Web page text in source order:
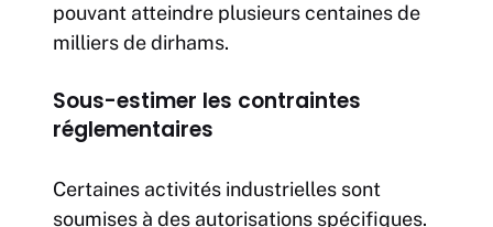
pouvant atteindre plusieurs centaines de
milliers de dirhams.
Sous-estimer les contraintes
réglementaires
Certaines activités industrielles sont
soumises à des autorisations spécifiques.